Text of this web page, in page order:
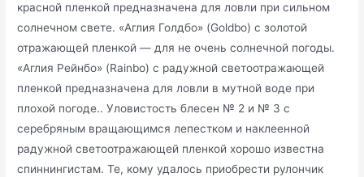
красной пленкой предназначена для ловли при сильном
солнечном свете. «Аглия Голдбо» (Goldbo) с золотой
отражающей пленкой — для не очень солнечной погоды.
«Аглия Рейнбо» (Rainbo) с радужной светоотражающей
пленкой предназначена для ловли в мутной воде при
плохой погоде.. Уловистость блесен № 2 и № 3 с
серебряным вращающимся лепестком и наклеенной
радужной светоотражающей пленкой хорошо известна
спиннингистам. Те, кому удалось приобрести рулончик